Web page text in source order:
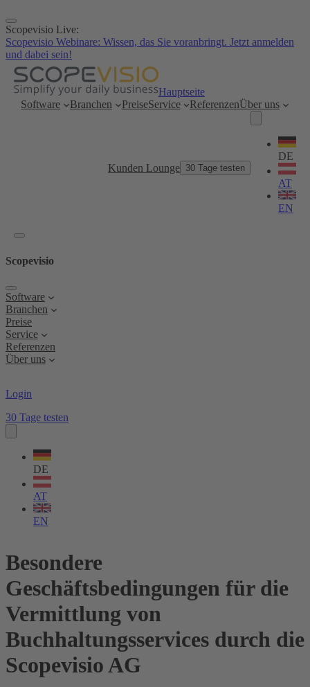
Zum
Inhalt
springen
Scopevisio Live:
Scopevisio Webinare: Wissen, das Sie voranbringt. Jetzt anmelden
und dabei sein!
Hauptseite
Software
Branchen PreiseService ReferenzenÜber uns
Kunden Lounge 30 Tage testen
Sprache
wählen
DE
AT
EN
Scopevisio
Software
Branchen
Preise
Service
Referenzen
Über uns
Login
30 Tage testen
Sprache
wählen
DE
AT
EN
Besondere
Geschäftsbedingungen für die
Vermittlung von
Buchhaltungsservices durch die
Scopevisio AG